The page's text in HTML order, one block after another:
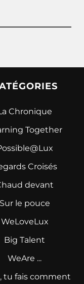
Chronique
Together
Croisés
devant
Sur le pouce
WeLoveLux
Big Talent
WeAre ...
tu fais comment